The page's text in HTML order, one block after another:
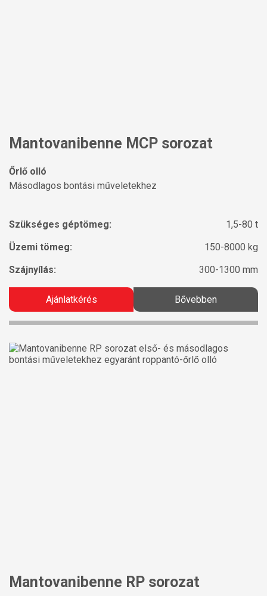
Mantovanibenne MCP sorozat
Őrlő olló
Másodlagos bontási műveletekhez
Szükséges géptömeg:
1,5-80 t
Üzemi tömeg:
150-8000 kg
Szájnyílás:
300-1300 mm
Ajánlatkérés Bővebben
Mantovanibenne RP sorozat